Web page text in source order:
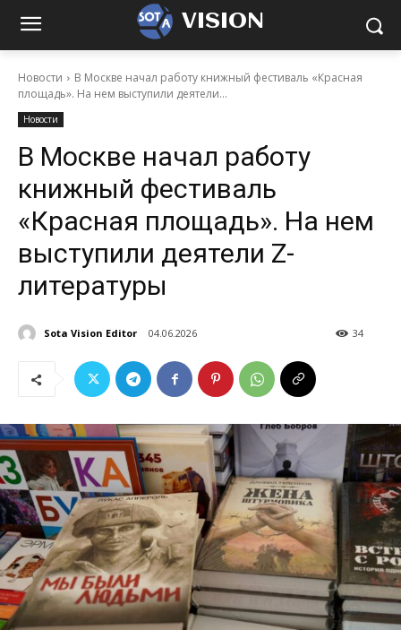
VISION
Новости
В Москве начал работу книжный фестиваль «Красная
площадь». На нем выступили деятели...
Новости
В Москве начал работу
книжный фестиваль
«Красная площадь». На нем
выступили деятели Z-
литературы
Sota Vision Editor 04.06.2026 34